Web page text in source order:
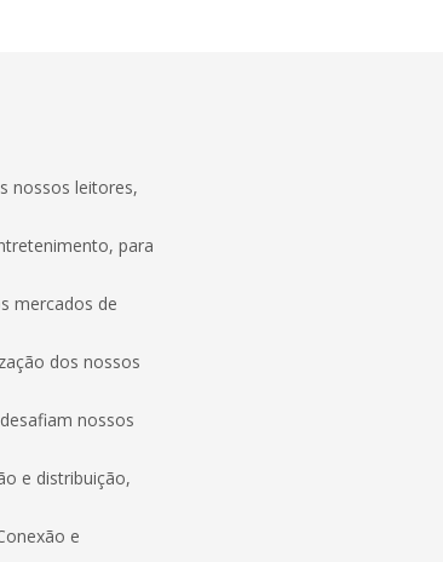
nossos leitores,
para
mercados de
dos nossos
nossos
e distribuição,
e